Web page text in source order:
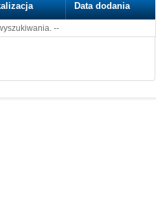
Data dodania
--